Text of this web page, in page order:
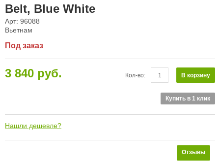
Belt, Blue White
Арт: 96088
Вьетнам
Под заказ
3 840 руб. В корзину
Кол-во:
Купить в 1 клик
Нашли дешевле?
Отзывы